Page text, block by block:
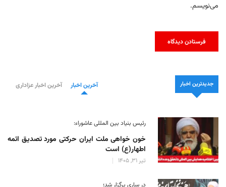
می‌نویسم.
جدیدترین اخبار آخرین اخبار آخرین اخبار عزاداری
رئیس بنیاد بین المللی عاشوراء:
خون خواهی ملت ایران حرکتی مورد تصدیق ائمه
اطهار(ع) است
تیر 31, 1405
در ساری برگزار شد؛